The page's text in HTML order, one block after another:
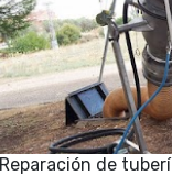
Reparación de